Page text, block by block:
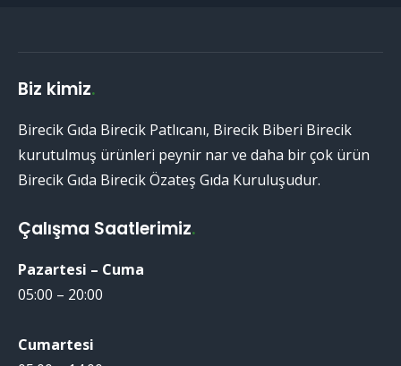
Biz kimiz.
Birecik Gıda Birecik Patlıcanı, Birecik Biberi Birecik
kurutulmuş ürünleri peynir nar ve daha bir çok ürün
Birecik Gıda Birecik Özateş Gıda Kuruluşudur.
Çalışma Saatlerimiz.
Pazartesi – Cuma
05:00 – 20:00
Cumartesi